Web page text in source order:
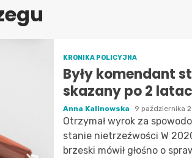
KRONIKA POLICYJNA
Były komendant
skazany po 2
Anna Kalinowska 9 października
Otrzymał wyrok za
stanie nietrzeźwości W
brzeski mówił głośno o